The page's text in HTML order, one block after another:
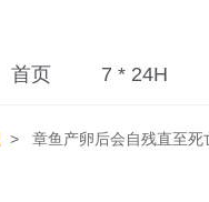
首页 7 * 24H
> 章鱼产卵后会自残直至死